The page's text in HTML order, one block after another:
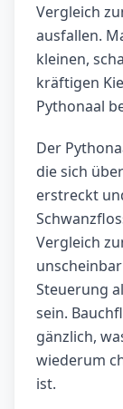
Vergleich
ausfallen.
kleinen,
kräftigen
Pythonaal
Der
die sich
erstreckt
Vergleich
Steuerung
sein.
gänzlich,
wiederum
ist.